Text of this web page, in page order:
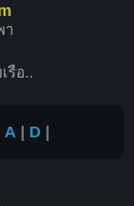
า
รือ..
A| D|